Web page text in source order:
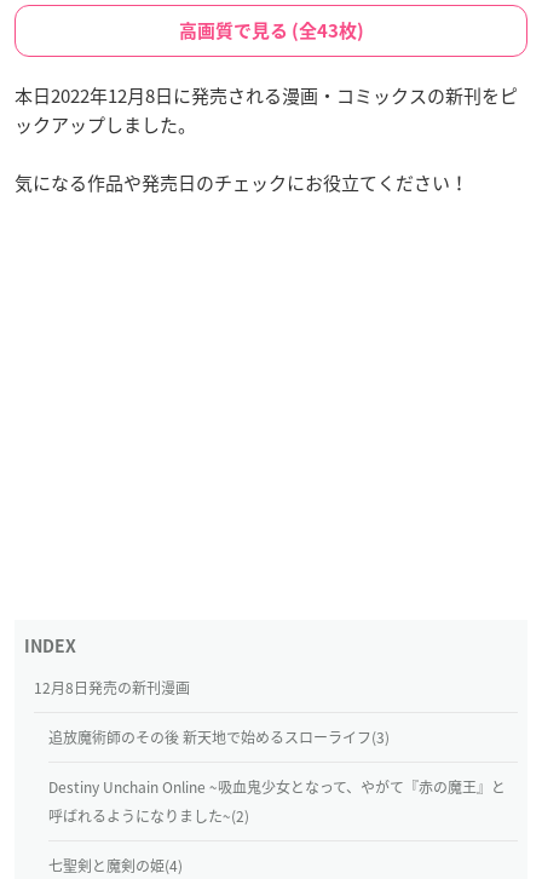
高画質で見る (全43枚)
本日2022年12月8日に発売される漫画・コミックスの新刊をピ
ックアップしました。
気になる作品や発売日のチェックにお役立てください！
12月8日発売の新刊漫画
追放魔術師のその後 新天地で始めるスローライフ(3)
Destiny Unchain Online ~吸血鬼少女となって、やがて『赤の魔王』と
呼ばれるようになりました~(2)
七聖剣と魔剣の姫(4)